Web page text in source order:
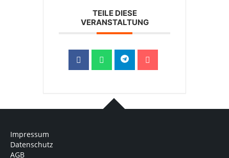
TEILE DIESE
VERANSTALTUNG
Impressum
Datenschutz
AGB